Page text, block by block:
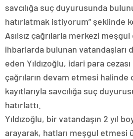
savcılığa suç duyurusunda
hatırlatmak istiyorum” şeklinde
Asılsız çağrılarla merkezi meşgul
ihbarlarda bulunan vatandaşları
eden Yıldızoğlu, idari para cezası
çağrıların devam etmesi halinde
kayıtlarıyla savcılığa suç
hatırlattı.
Yıldızoğlu, bir vatandaşın 2 yıl
arayarak, hatları meşgul etmesi